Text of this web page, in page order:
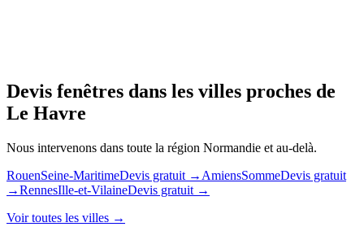
Devis fenêtres dans les villes proches de
Le Havre
Nous intervenons dans toute la région Normandie et au-delà.
RouenSeine-MaritimeDevis gratuit → AmiensSommeDevis gratuit
→RennesIlle-et-VilaineDevis gratuit →
Voir toutes les villes →